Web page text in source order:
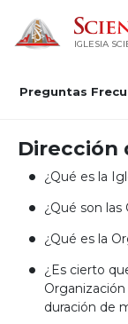
IGLESIA
Preguntas
Dirección
¿Qué es la
¿Qué son
¿Qué es la
¿Es cierto
duración de